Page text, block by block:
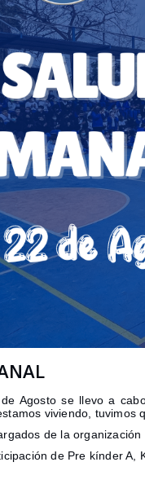
Agosto se llevo a
viviendo, tuvimos
de la
de Pre kínder A,